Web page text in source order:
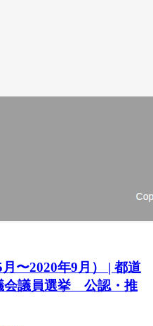
〜2020年9月） | 都道
会議員選挙 公認・推